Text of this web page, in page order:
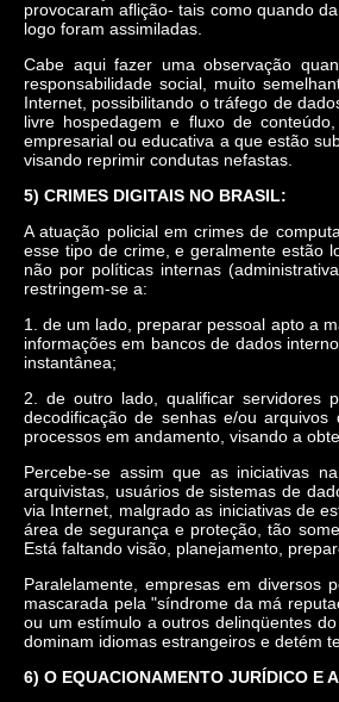
provocaram aflição- tais como quando
logo foram assimiladas.
Cabe aqui fazer uma observação
responsabilidade social, muito
Internet, possibilitando o tráfego de
livre hospedagem e fluxo de
empresarial ou educativa a que estão
visando reprimir condutas nefastas.
5) CRIMES DIGITAIS NO BRASIL:
A atuação policial em crimes de
esse tipo de crime, e geralmente estão
não por políticas internas
restringem-se a:
1. de um lado, preparar pessoal apto a
informações em bancos de dados
instantânea;
2. de outro lado, qualificar servidores
decodificação de senhas e/ou
processos em andamento, visando a
Percebe-se assim que as iniciativas
arquivistas, usuários de sistemas de
via Internet, malgrado as iniciativas de
área de segurança e proteção, tão
Está faltando visão, planejamento,
Paralelamente, empresas em
mascarada pela "síndrome da má
ou um estímulo a outros delinqüentes
dominam idiomas estrangeiros e detém
6) O EQUACIONAMENTO JURÍDICO E